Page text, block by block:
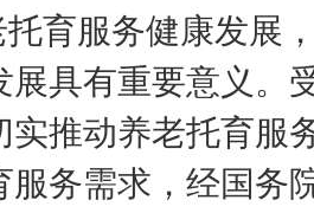
育服务健康发展
展具有重要意义。
实推动养老托育服
服务需求，经国务